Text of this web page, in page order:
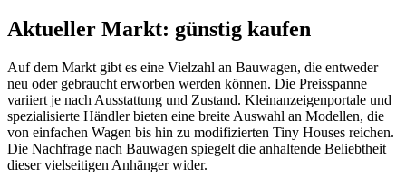
Aktueller Markt: günstig kaufen
Auf dem Markt gibt es eine Vielzahl an Bauwagen, die entweder
neu oder gebraucht erworben werden können. Die Preisspanne
variiert je nach Ausstattung und Zustand. Kleinanzeigenportale und
spezialisierte Händler bieten eine breite Auswahl an Modellen, die
von einfachen Wagen bis hin zu modifizierten Tiny Houses reichen.
Die Nachfrage nach Bauwagen spiegelt die anhaltende Beliebtheit
dieser vielseitigen Anhänger wider.